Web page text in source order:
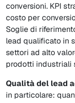
conversioni. KPI
costo per
Soglie di
lead qualificato in
settori ad alto
prodotti industriali
Qualità del lead
in particolare: